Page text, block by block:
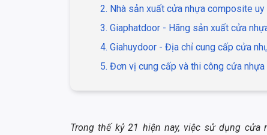
2. Nhà sản xuất cửa nhựa composite
3. Giaphatdoor - Hãng sản xuất cửa
4. Giahuydoor - Địa chỉ cung cấp cửa
5. Đơn vị cung cấp và thi công cửa
Trong thế kỷ 21 hiện nay, việc sử dụng